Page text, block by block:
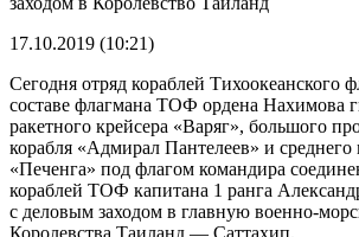
17.10.2019 (10:21)
Сегодня отряд кораблей Тихоокеанского
составе флагмана ТОФ ордена Нахимова
ракетного крейсера «Варяг», большого
корабля «Адмирал Пантелеев» и среднего
«Печенга» под флагом командира
кораблей ТОФ капитана 1 ранга
с деловым заходом в главную военно-
Королевства Таиланд — Саттахип.